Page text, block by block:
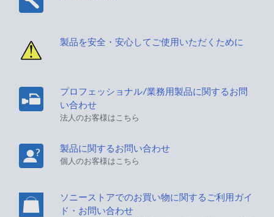
製品を安全・安心してご使用いただくために
プロフェッショナル/業務用製品に関するお問
い合わせ
法人のお客様はこちら
製品に関するお問い合わせ
個人のお客様はこちら
ソニーストアでのお買い物に関するご利用ガイ
ド・お問い合わせ